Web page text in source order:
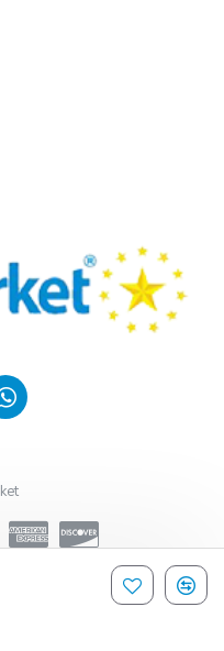
By Shopgez.com